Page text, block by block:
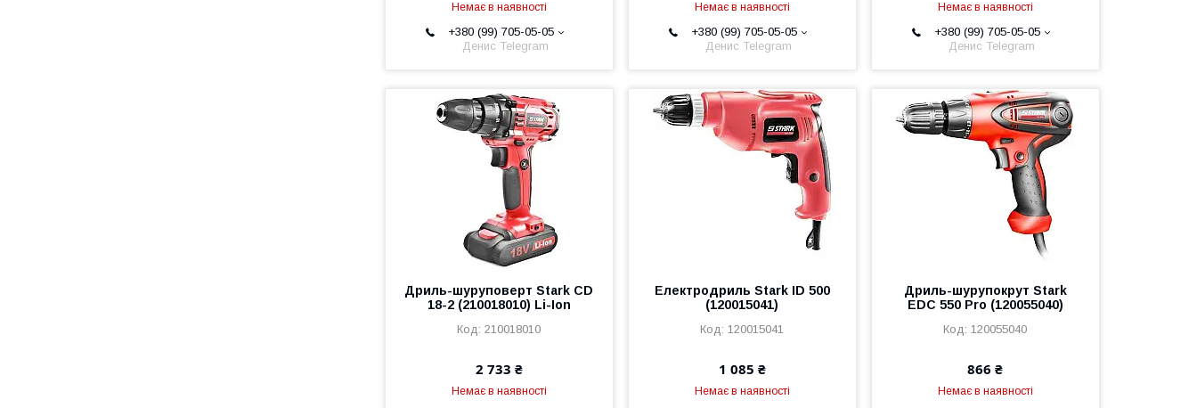
Немає в наявності
+380 (99) 705-05-05
Денис Telegram
Немає в наявності
+380 (99) 705-05-05
Денис Telegram
Немає в наявності
+380 (99) 705-05-05
Денис Telegram
Дриль-шуруповерт Stark CD
18-2 (210018010) Li-Ion
210018010
2 733 ₴
Немає в наявності
Електродриль Stark ID 500
(120015041)
120015041
1 085 ₴
Немає в наявності
Дриль-шурупокрут Stark
EDC 550 Pro (120055040)
120055040
866 ₴
Немає в наявності